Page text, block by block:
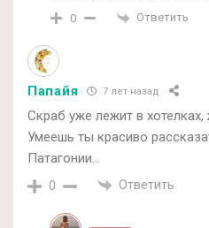
0 Ответить
Папайя 7 лет назад
Скраб уже лежит в
Умеешь ты красиво
Патагонии…
0 Ответить